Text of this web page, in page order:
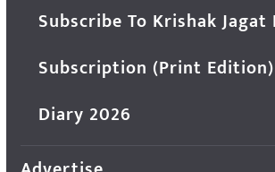
Subscribe To Krishak
Subscription (Print Edition)
Diary 2026